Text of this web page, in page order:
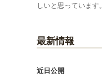
しいと思っています。
最新情報
近日公開